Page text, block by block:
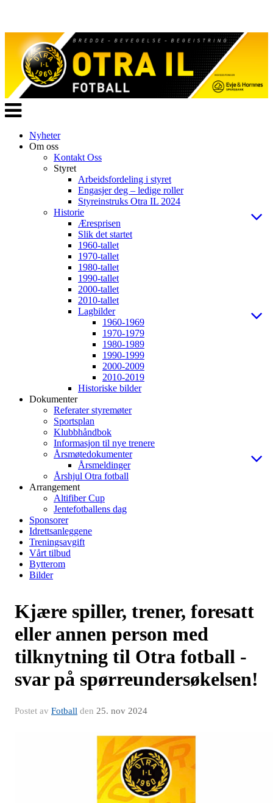
Veksle
navigasjon
Nyheter
Om oss
Kontakt Oss
Styret
Arbeidsfordeling i styret
Engasjer deg – ledige roller
Styreinstruks Otra IL 2024
Historie
Æresprisen
Slik det startet
1960-tallet
1970-tallet
1980-tallet
1990-tallet
2000-tallet
2010-tallet
Lagbilder
1960-1969
1970-1979
1980-1989
1990-1999
2000-2009
2010-2019
Historiske bilder
Dokumenter
Referater styremøter
Sportsplan
Klubbhåndbok
Informasjon til nye trenere
Årsmøtedokumenter
Årsmeldinger
Årshjul Otra fotball
Arrangement
Altifiber Cup
Jentefotballens dag
Sponsorer
Idrettsanleggene
Treningsavgift
Vårt tilbud
Bytterom
Bilder
Kjære spiller, trener, foresatt
eller annen person med
tilknytning til Otra fotball -
svar på spørreundersøkelsen!
Postet av Fotball den 25. nov 2024